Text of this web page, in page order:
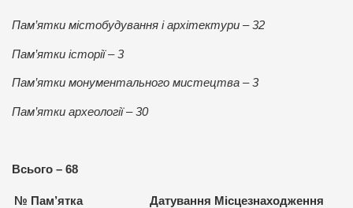
Пам’ятки містобудування і архітектури – 32
Пам’ятки історії – 3
Пам’ятки монументального мистецтва – 3
Пам’ятки археології – 30
Всього – 68
№ Пам’ятка Датування Місцезнаходження